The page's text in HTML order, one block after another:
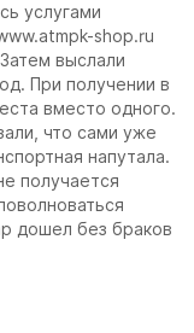
услугами
shop.ru
выслали
При получении в
вместо одного.
что сами уже
напутала.
получается
дошел без браков